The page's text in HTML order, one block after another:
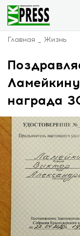
Главная Жизнь
награда